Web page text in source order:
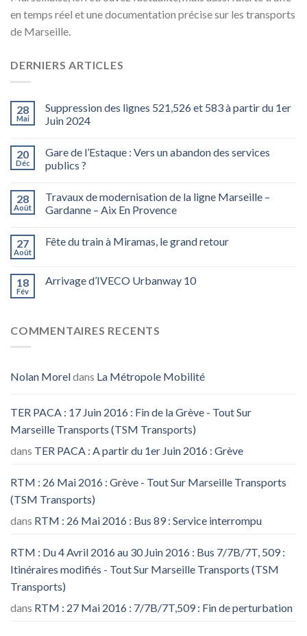
en temps réel et une documentation précise sur les transports
de Marseille.
DERNIERS ARTICLES
28
Mai
Suppression des lignes 521,526 et 583 à partir du 1er
Juin 2024
20
Déc
Gare de l’Estaque : Vers un abandon des services
publics ?
28
Août
Travaux de modernisation de la ligne Marseille –
Gardanne – Aix En Provence
27
Août
Fête du train à Miramas, le grand retour
18
Fév
Arrivage d’IVECO Urbanway 10
COMMENTAIRES RECENTS
Nolan Moreldans La Métropole Mobilité
TER PACA : 17 Juin 2016 : Fin de la Grève - Tout Sur
Marseille Transports (TSM Transports)
dans TER PACA : A partir du 1er Juin 2016 : Grève
RTM : 26 Mai 2016 : Grève - Tout Sur Marseille Transports
(TSM Transports)
dans RTM : 26 Mai 2016 : Bus 89 : Service interrompu
RTM : Du 4 Avril 2016 au 30 Juin 2016 : Bus 7/7B/7T, 509 :
Itinéraires modifiés - Tout Sur Marseille Transports (TSM
Transports)
dans RTM : 27 Mai 2016 : 7/7B/7T,509 : Fin de perturbation